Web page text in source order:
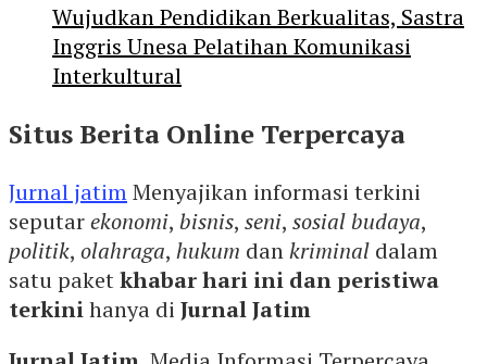
Wujudkan Pendidikan Berkualitas, Sastra
Inggris Unesa Pelatihan Komunikasi
Interkultural
Situs Berita Online Terpercaya
Jurnal jatimMenyajikan informasi terkini
seputarekonomi, bisnis, seni, sosial budaya,
politik, olahraga, hukum dankriminal dalam
satu paketkhabar hari ini dan peristiwa
terkinihanya di Jurnal Jatim